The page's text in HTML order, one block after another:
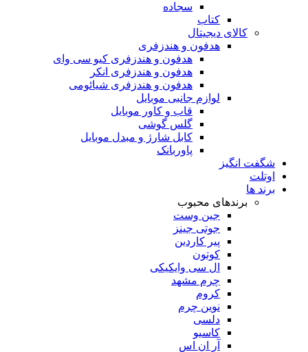
سجاده
کتاب
کالای دیجیتال
هدفون و هندزفری
هدفون و هندزفری کیو سی وای
هدفون و هندزفری انکر
هدفون و هندزفری شیائومی
لوازم جانبی موبایل
قاب و کاور موبایل
گلس گوشی
کابل شارژ و مبدل موبایل
پاوربانک
شگفت انگیز
اوتلت
برند ها
برندهای محبوب
جین وست
جوتی جینز
پیر کاردین
کوتون
ال سی وایکیکی
چرم مشهد
کروم
نوین چرم
دلسی
کاسیو
آر ان اس